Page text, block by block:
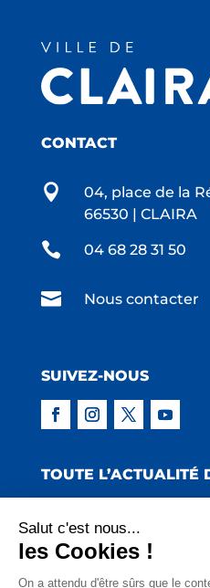
CONTACT

04, place de la
66530 | CLAIRA
 04 68 28 31 50
 Nous contacter
SUIVEZ-NOUS
TOUTE L’ACTUALITÉ
Copyright © 2022 Mairie de
Salut c'est nous...
les Cookies !
On a attendu d'être sûrs que le